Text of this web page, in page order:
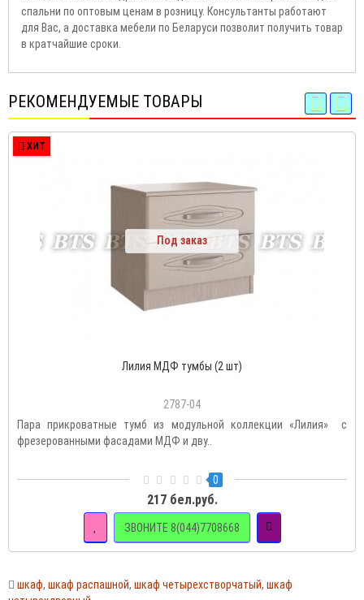
спальни по оптовым ценам в розницу. Консультанты работают
для Вас, а доставка мебели по Беларуси позволит получить товар
в кратчайшие сроки.
РЕКОМЕНДУЕМЫЕ ТОВАРЫ
ХИТ
Под заказ
Лилия МДФ тумбы (2 шт)
2787-04
Пара прикроватные тумб из модульной коллекции «Лилия» с
фрезерованными фасадами МДФ и дву..
0
217 бел.руб.
ЗВОНИТЕ 8(044)7708668
шкаф, шкаф распашной, шкаф четырехстворчатый, шкаф